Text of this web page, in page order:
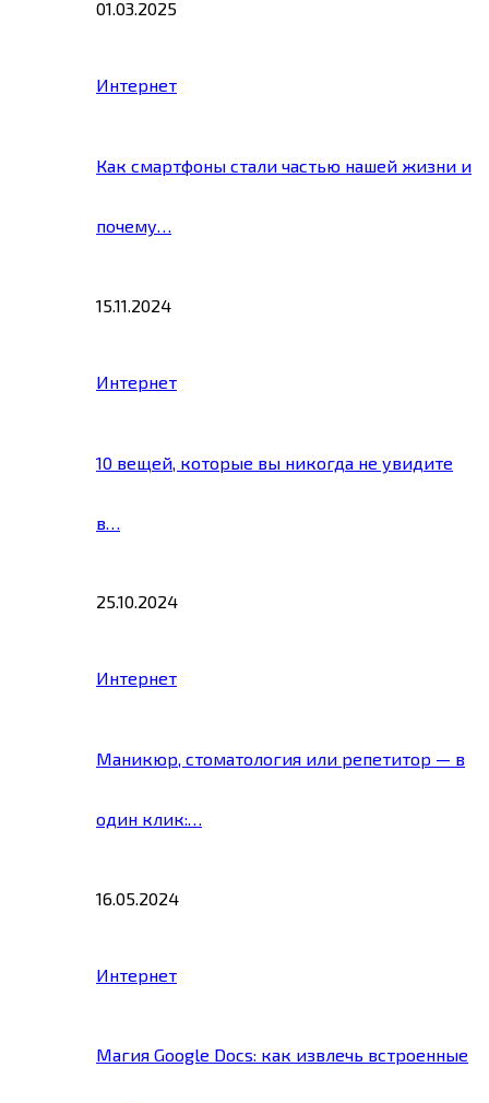
01.03.2025
Интернет
Как смартфоны стали частью нашей жизни и
почему…
15.11.2024
Интернет
10 вещей, которые вы никогда не увидите
в…
25.10.2024
Интернет
Маникюр, стоматология или репетитор — в
один клик:…
16.05.2024
Интернет
Магия Google Docs: как извлечь встроенные